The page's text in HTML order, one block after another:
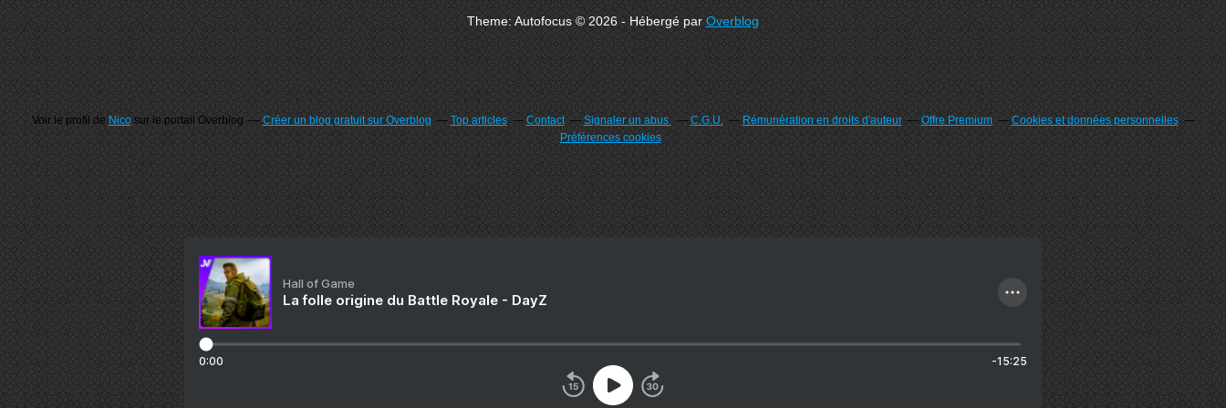
Theme: Autofocus © 2026 - Hébergé parOverblog
Voir le profil deNicosur le portail Overblog Créer un blog gratuit sur Overblog Top articles Contact Signaler un abus C.G.U. Rémunération en droits d'auteur Offre Premium
Cookies et données personnelles
Préférences cookies
Hall of Game
La folle origine du Battle Royale - DayZ
0:00 -15:25